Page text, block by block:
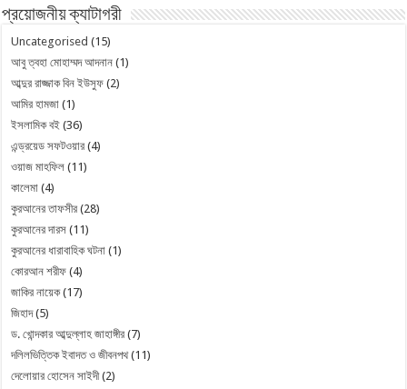
প্রয়োজনীয় ক্যাটাগরী
Uncategorised (15)
আবু ত্বহা মোহাম্মদ আদনান (1)
আব্দুর রাজ্জাক বিন ইউসুফ (2)
আমির হামজা (1)
ইসলামিক বই (36)
এন্ড্রয়েড সফটওয়ার (4)
ওয়াজ মাহফিল (11)
কালেমা (4)
কুরআনের তাফসীর (28)
কুরআনের দারস (11)
কুরআনের ধারাবাহিক ঘটনা (1)
কোরআন শরীফ (4)
জাকির নায়েক(17)
জিহাদ(5)
ড. খোন্দকার আব্দুল্লাহ জাহাঙ্গীর (7)
দলিলভিত্তিক ইবাদত ও জীবনপথ(11)
দেলোয়ার হোসেন সাইদী(2)